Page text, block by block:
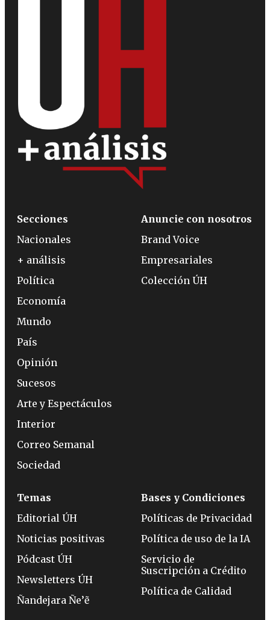
Secciones
Nacionales
+ análisis
Política
Economía
Mundo
País
Opinión
Sucesos
Arte y Espectáculos
Interior
Correo Semanal
Sociedad
Anuncie con nosotros
Brand Voice
Empresariales
Colección ÚH
Temas
Editorial ÚH
Noticias positivas
Pódcast ÚH
Newsletters ÚH
Ñandejara Ñe’ẽ
Bases y Condiciones
Políticas de Privacidad
Política de uso de la IA
Servicio de
Suscripción a Crédito
Política de Calidad